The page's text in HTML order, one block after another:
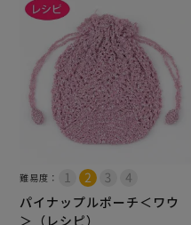
難易度：
パイナップルポーチ＜ワウ
＞（レシピ）